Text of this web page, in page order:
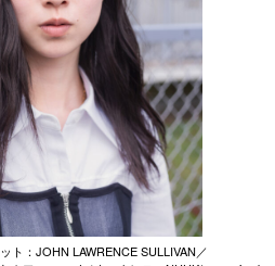
ト：JOHN LAWRENCE SULLIVAN／